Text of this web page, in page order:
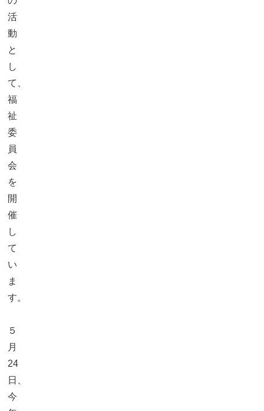
活
動
と
し
て、
福
祉
委
員
会
を
開
催
し
て
い
ま
す。
５
月
24
日、
今